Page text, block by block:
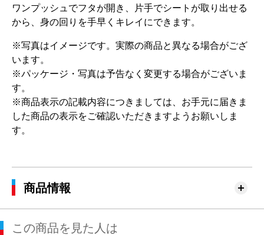
ワンプッシュでフタが開き、片手でシートが取り出せる
から、身の回りを手早くキレイにできます。
※写真はイメージです。実際の商品と異なる場合がござ
います。
※パッケージ・写真は予告なく変更する場合がございま
す。
※商品表示の記載内容につきましては、お手元に届きま
した商品の表示をご確認いただきますようお願いしま
す。
商品情報
この商品を見た人は